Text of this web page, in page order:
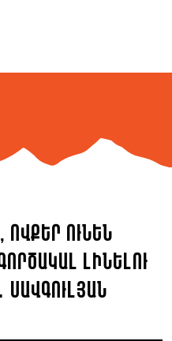
ովքեր ունեն
լինելու
Սավգուլյան